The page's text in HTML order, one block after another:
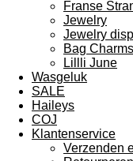
Franse
Jewelry
Jewelry
Bag Charms
Lillli June
Wasgeluk
SALE
Haileys
COJ
Klantenservice
Verzenden